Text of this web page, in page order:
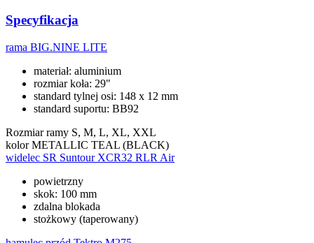
Specyfikacja
rama BIG.NINE LITE
materiał: aluminium
rozmiar koła: 29"
standard tylnej osi: 148 x 12 mm
standard suportu: BB92
Rozmiar ramy S, M, L, XL, XXL
kolor METALLIC TEAL (BLACK)
widelec SR Suntour XCR32 RLR Air
powietrzny
skok: 100 mm
zdalna blokada
stożkowy (taperowany)